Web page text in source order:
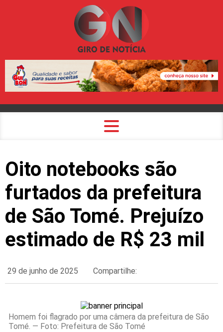
Oito notebooks são
furtados da prefeitura
de São Tomé. Prejuízo
estimado de R$ 23 mil
29 de junho de 2025 Compartilhe:
Homem foi flagrado por uma câmera da prefeitura de São
Tomé. — Foto: Prefeitura de São Tomé